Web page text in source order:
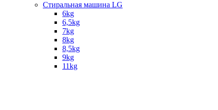
Стиральная машина LG
6kg
6,5kg
7kg
8kg
8,5kg
9kg
11kg